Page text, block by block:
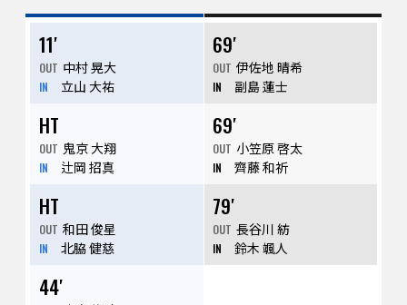
11′
OUT 中村 晃大
IN 立山 大祐
HT
OUT 鬼京 大翔
IN 辻岡 招真
HT
OUT 和田 俊星
IN 北脇 健慈
44′
69′
OUT 伊佐地 晴希
IN 副島 蓮士
69′
OUT 小笠原 啓太
IN 齊藤 和祈
79′
OUT 長谷川 紡
IN 鈴木 颯人